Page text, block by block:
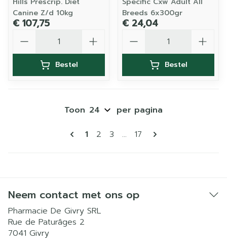
Canine Z/d 10kg
€ 107,75
Bestel
Breeds 6x300gr
€ 24,04
Bestel
Pagina's
U lees momenteel pagina
1 Pagina
2 Pagina
3 ... Pagina
17
Toon per pagina
Neem contact met ons op
Pharmacie De Givry SRL
Rue de Paturâges 2
7041 Givry